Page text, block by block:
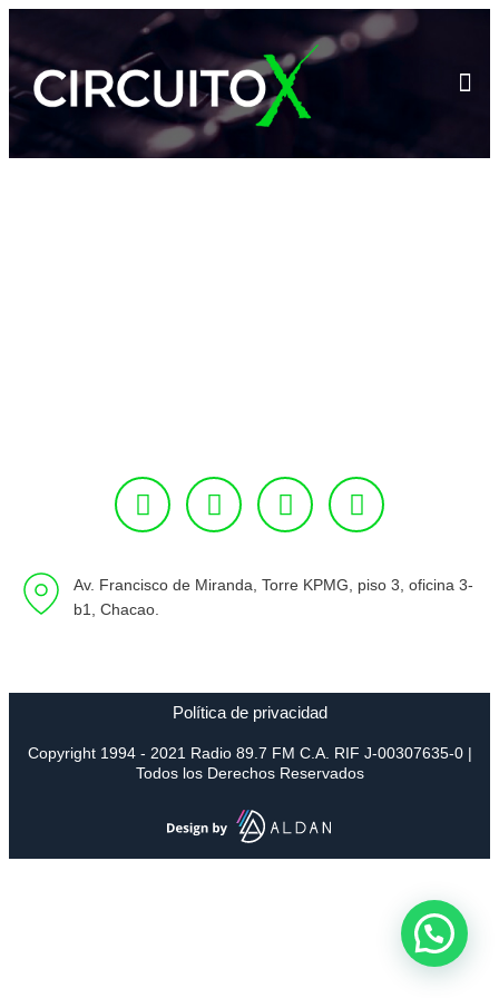
Av. Francisco de Miranda, Torre KPMG, piso 3, oficina 3-
b1, Chacao.
Política de privacidad
Copyright 1994 - 2021 Radio 89.7 FM C.A. RIF J-00307635-0 |
Todos los Derechos Reservados